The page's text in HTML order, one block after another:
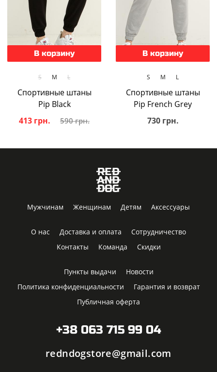
В корзину
S M L
Спортивные штаны
Pip Black
413 грн.
590 грн.
В корзину
S M L
Спортивные штаны
Pip French Grey
730 грн.
Мужчинам Женщинам Детям Аксессуары
О нас Доставка и оплата
Сотрудничество
Контакты
Команда Скидки
Пункты выдачи
Новости
Политика конфиденциальности
Гарантия и возврат
Публичная оферта
+38 063 715 99 04
redndogstore@gmail.com